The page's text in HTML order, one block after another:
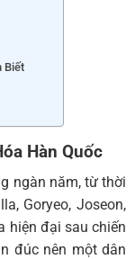
Biết
Hàn Quốc
ngàn năm, từ thời
Goryeo, Joseon,
hiện đại sau chiến
đúc nên một dân